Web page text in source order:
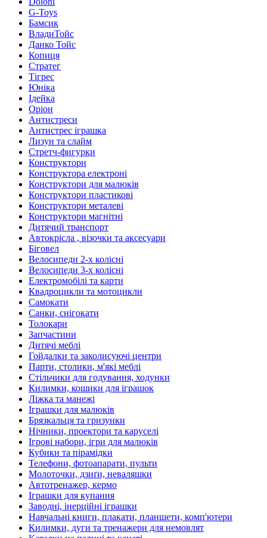
G-Toys
Бамсик
ВладиТойс
Данко Тойс
Копиця
Стратег
Тігрес
Юніка
Ідейка
Оріон
Антистреси
Антистрес іграшка
Лизун та слайм
Стретч-фигурки
Конструктори
Конструктора електроні
Конструктори для малюків
Конструктори пластикові
Конструктори металеві
Конструктори магнітні
Дитячий транспорт
Автокрісла , візочки та аксесуари
Біговел
Велосипеди 2-х колісні
Велосипеди 3-х колісні
Електромобілі та карти
Квадроцикли та мотоцикли
Самокати
Санки, снігокати
Толокари
Запчастини
Дитячі меблі
Гойдалки та заколисуючі центри
Парти, столики, м'які меблі
Стільчики для годування, ходунки
Килимки, кошики для іграшок
Ліжка та манежі
Іграшки для малюків
Брязкальця та гризунки
Нічники, проектори та каруселі
Ігрові набори, ігри для малюків
Кубики та пірамідки
Телефони, фотоапарати, пульти
Молоточки, дзиґи, неваляшки
Автотренажер, кермо
Іграшки для купання
Заводні, інерційні іграшки
Навчальні книги, плакати, планшети, комп'ютери
Килимки, дуги та тренажери для немовлят